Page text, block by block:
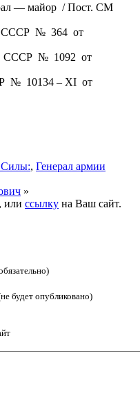
— майор / Пост. СМ
СССР № 364 от
СССР № 1092 от
№ 10134 – XI от
, Генерал армии
»
, или ссылку на Ваш сайт.
будет опубликовано)